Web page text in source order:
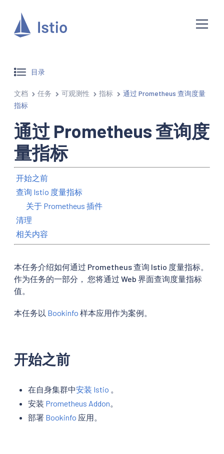
目录
文档 任务 可观测性 指标
通过 Prometheus 查询度量
指标
通过 Prometheus 查询度
量指标
开始之前
查询 Istio 度量指标
关于 Prometheus 插件
清理
相关内容
本任务介绍如何通过 Prometheus 查询 Istio 度量指标。
作为任务的一部分， 您将通过 Web 界面查询度量指标
值。
本任务以 Bookinfo 样本应用作为案例。
开始之前
在自身集群中安装 Istio
安装 Prometheus Addon
部署 Bookinfo 应用。